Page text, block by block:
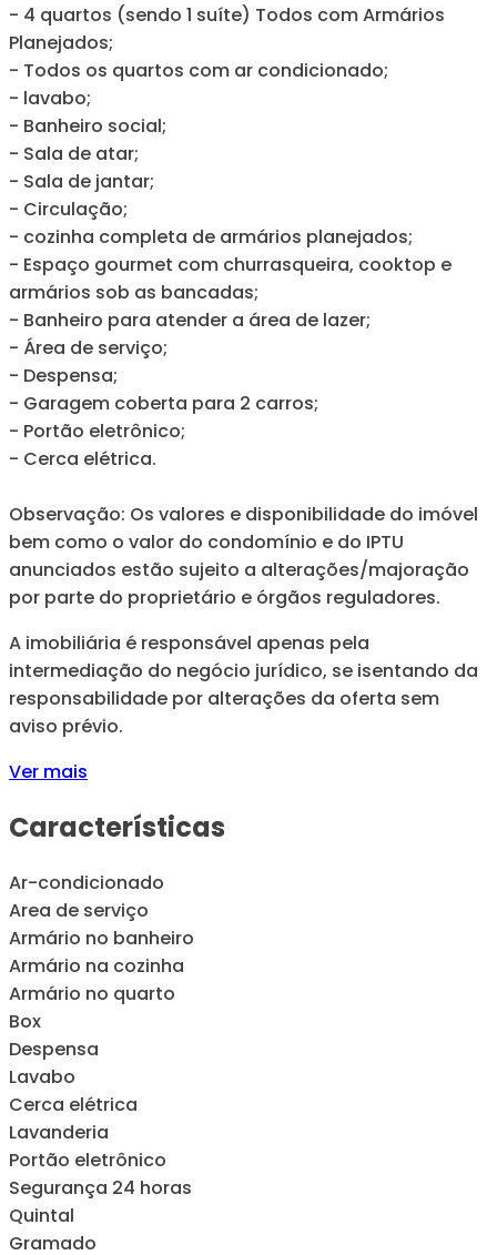
- 4 quartos (sendo 1 suíte) Todos com Armários
Planejados;
- Todos os quartos com ar condicionado;
- lavabo;
- Banheiro social;
- Sala de atar;
- Sala de jantar;
- Circulação;
- cozinha completa de armários planejados;
- Espaço gourmet com churrasqueira, cooktop e
armários sob as bancadas;
- Banheiro para atender a área de lazer;
- Área de serviço;
- Despensa;
- Garagem coberta para 2 carros;
- Portão eletrônico;
- Cerca elétrica.
Observação: Os valores e disponibilidade do imóvel
bem como o valor do condomínio e do IPTU
anunciados estão sujeito a alterações/majoração
por parte do proprietário e órgãos reguladores.
A imobiliária é responsável apenas pela
intermediação do negócio jurídico, se isentando da
responsabilidade por alterações da oferta sem
aviso prévio.
Ver mais
Características
Ar-condicionado
Area de serviço
Armário no banheiro
Armário na cozinha
Armário no quarto
Box
Despensa
Lavabo
Cerca elétrica
Lavanderia
Portão eletrônico
Segurança 24 horas
Quintal
Gramado